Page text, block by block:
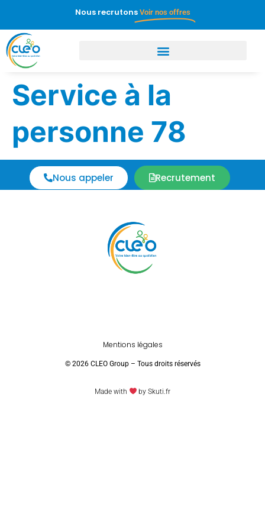
Nous recrutons Voir nos offres
Service à la
personne 78
Nous appeler Recrutement
Mentions légales
© 2026 CLEO Group – Tous droits réservés
Made with by Skuti.fr